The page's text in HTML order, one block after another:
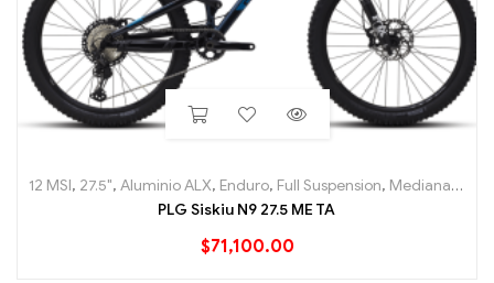
12 MSI, 27.5", Aluminio ALX, Enduro, Full Suspension, Mediana,
PLG Siskiu N9 27.5 ME TA
$71,100.00